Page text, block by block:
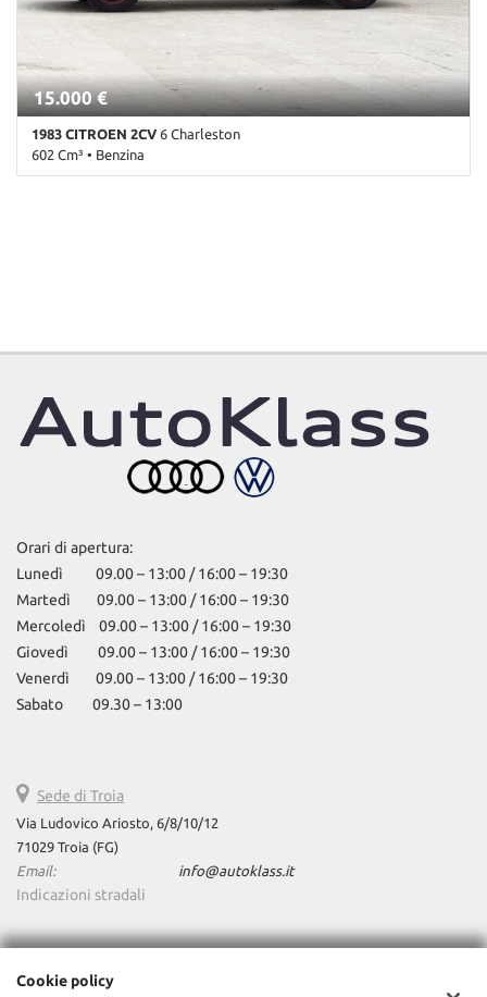
15.000 €
1983 CITROEN 2CV 6 Charleston
602 Cm³ • Benzina
Orari di apertura:
Lunedì 09.00 – 13:00 / 16:00 – 19:30
Martedì 09.00 – 13:00 / 16:00 – 19:30
Mercoledì 09.00 – 13:00 / 16:00 – 19:30
Giovedì 09.00 – 13:00 / 16:00 – 19:30
Venerdì 09.00 – 13:00 / 16:00 – 19:30
Sabato 09.30 – 13:00
Sede di Troia
Via Ludovico Ariosto, 6/8/10/12
71029 Troia (FG)
Email:
info@autoklass.it
Indicazioni stradali
Dati fiscali:
Cookie policy